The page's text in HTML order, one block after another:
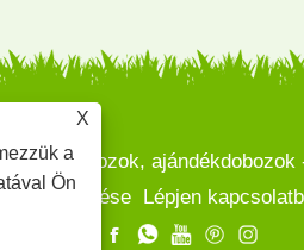
X
a
Ön
küldése Lépjen